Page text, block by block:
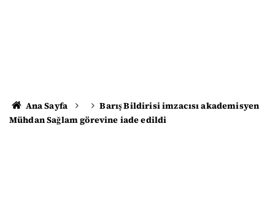
Ana Sayfa
Barış Bildirisi imzacısı akademisyen
Mühdan Sağlam görevine iade edildi